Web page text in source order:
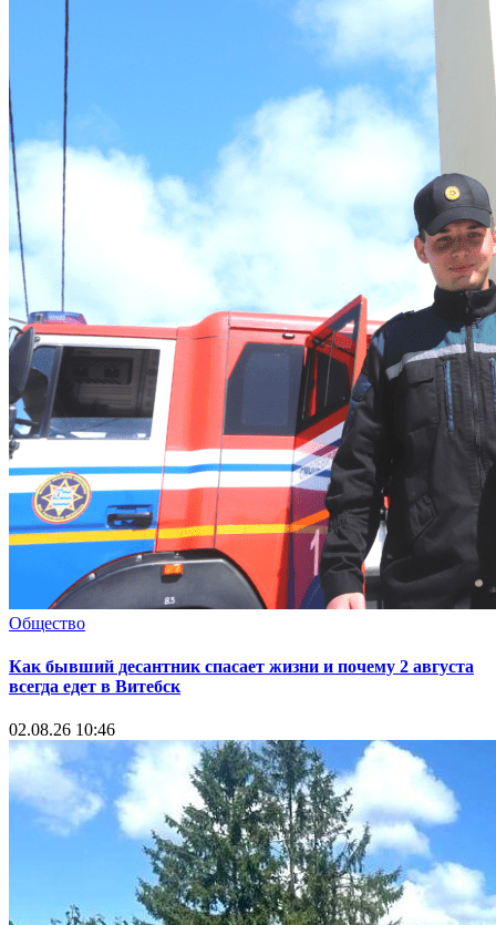
Общество
Как бывший десантник спасает жизни и почему 2 августа
всегда едет в Витебск
02.08.26 10:46